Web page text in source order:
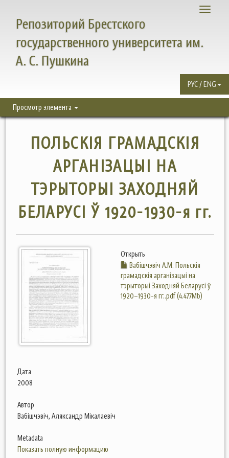
Toggle
Репозиторий Брестского
государственного университета им.
А. С. Пушкина
РУС / ENG
Просмотр элемента
ПОЛЬСКІЯ ГРАМАДСКІЯ
АРГАНІЗАЦЫІ НА
ТЭРЫТОРЫІ ЗАХОДНЯЙ
БЕЛАРУСІ Ў 1920-1930-я гг.
Открыть
Вабішчэвіч А.М. Польскія
грамадскія арганізацыі на
тэрыторыі Заходняй Беларусі ў
1920–1930-я гг..pdf (4.477Mb)
Дата
2008
Автор
Вабішчэвіч, Аляксандр Мікалаевіч
Metadata
Показать полную информацию